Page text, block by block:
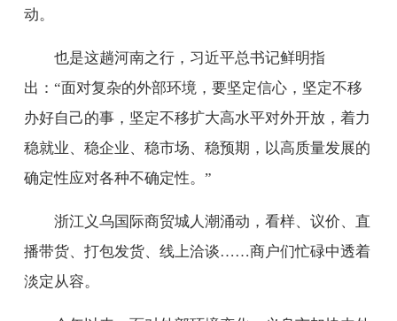
动。
也是这趟河南之行，习近平总书记鲜明指
出：“面对复杂的外部环境，要坚定信心，坚定不移
办好自己的事，坚定不移扩大高水平对外开放，着力
稳就业、稳企业、稳市场、稳预期，以高质量发展的
确定性应对各种不确定性。”
浙江义乌国际商贸城人潮涌动，看样、议价、直
播带货、打包发货、线上洽谈……商户们忙碌中透着
淡定从容。